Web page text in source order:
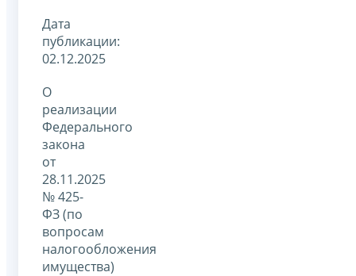
Дата
публикации:
02.12.2025
О
реализации
Федерального
закона
от
28.11.2025
№ 425-
ФЗ (по
вопросам
налогообложения
имущества)